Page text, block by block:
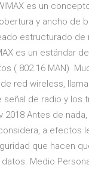
es un
y ancho de
estructurado de
es un estándar
( 802.16 MAN)
red wireless,
de radio y los
2018 Antes de
a efectos
que hacen
Medio